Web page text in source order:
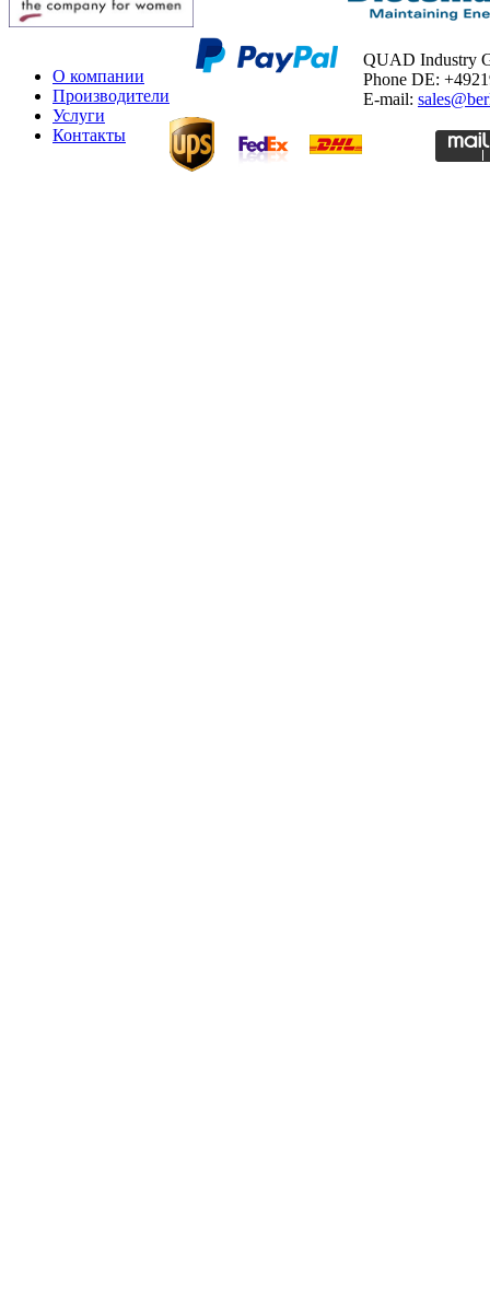
О компании
Производители
Услуги
Контакты
QUAD Industry
Phone DE:
E-mail: